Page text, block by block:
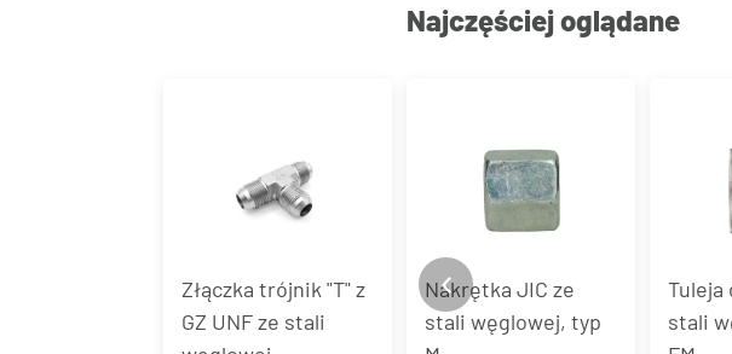
Najczęściej oglądane
Nakrętka JIC ze
stali węglowej, typ
Tuleja dociskowa ze
stali węglowej, typ
JIC z